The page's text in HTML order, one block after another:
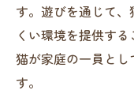
す。遊びを通じて
くい環境を提供する
猫が家庭の一員と
す。